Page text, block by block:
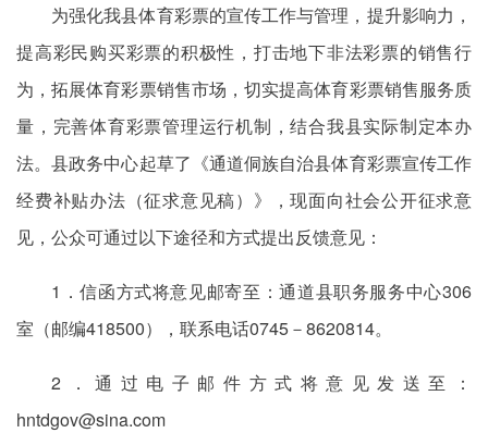
为强化我县体育彩票的宣传工作与管理，提升影响力，
提高彩民购买彩票的积极性，打击地下非法彩票的销售行
为，拓展体育彩票销售市场，切实提高体育彩票销售服务质
量，完善体育彩票管理运行机制，结合我县实际制定本办
法。县政务中心起草了《通道侗族自治县体育彩票宣传工作
经费补贴办法（征求意见稿）》，现面向社会公开征求意
见，公众可通过以下途径和方式提出反馈意见：
1．信函方式将意见邮寄至：通道县职务服务中心306
室（邮编418500），联系电话0745－8620814。
2．通过电子邮件方式将意见发送至：
hntdgov@sina.com